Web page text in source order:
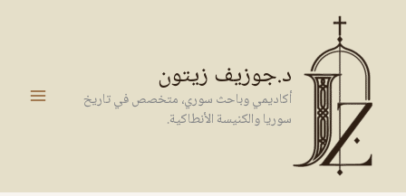
المحتوى
د.جوزيف زيتون
أكاديمي وباحث سوري، متخصص في تاريخ
سوريا والكنيسة الأنطاكية.